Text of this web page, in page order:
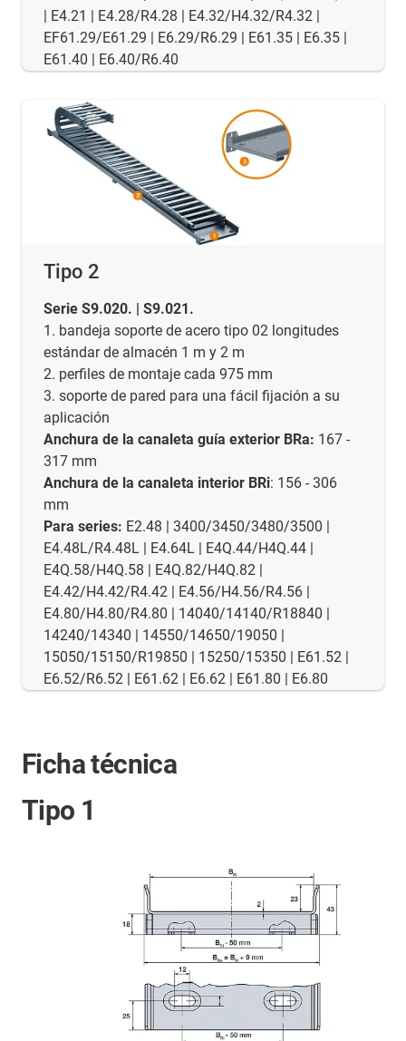
| E4.21 | E4.28/R4.28 | E4.32/H4.32/R4.32 |
EF61.29/E61.29 | E6.29/R6.29 | E61.35 | E6.35 |
E61.40 | E6.40/R6.40
Tipo 2
Serie S9.020. | S9.021.
1. bandeja soporte de acero tipo 02 longitudes
estándar de almacén 1 m y 2 m
2. perfiles de montaje cada 975 mm
3. soporte de pared para una fácil fijación a su
aplicación
Anchura de la canaleta guía exterior BRa: 167 -
317 mm
Anchura de la canaleta interior BRi: 156 - 306
mm
Para series: E2.48 | 3400/3450/3480/3500 |
E4.48L/R4.48L | E4.64L | E4Q.44/H4Q.44 |
E4Q.58/H4Q.58 | E4Q.82/H4Q.82 |
E4.42/H4.42/R4.42 | E4.56/H4.56/R4.56 |
E4.80/H4.80/R4.80 | 14040/14140/R18840 |
14240/14340 | 14550/14650/19050 |
15050/15150/R19850 | 15250/15350 | E61.52 |
E6.52/R6.52 | E61.62 | E6.62 | E61.80 | E6.80
Ficha técnica
Tipo 1